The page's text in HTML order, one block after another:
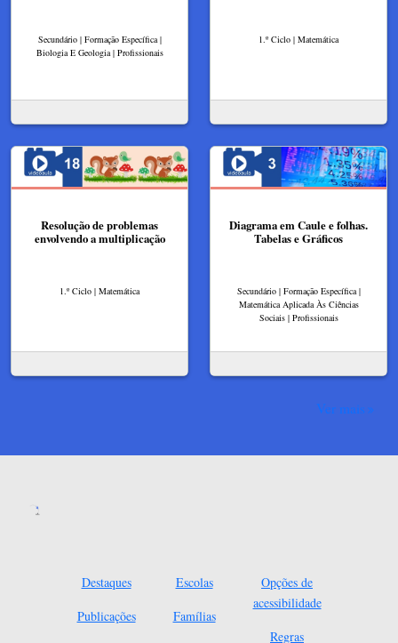
Secundário | Formação Específica |
Biologia E Geologia | Profissionais
1.º Ciclo | Matemática
Resolução de problemas
envolvendo a multiplicação
1.º Ciclo | Matemática
Diagrama em Caule e folhas.
Tabelas e Gráficos
Secundário | Formação Específica |
Matemática Aplicada Às Ciências
Sociais | Profissionais
Ver mais
Destaques
Publicações
Escolas
Famílias
Opções de
acessibilidade
Regras